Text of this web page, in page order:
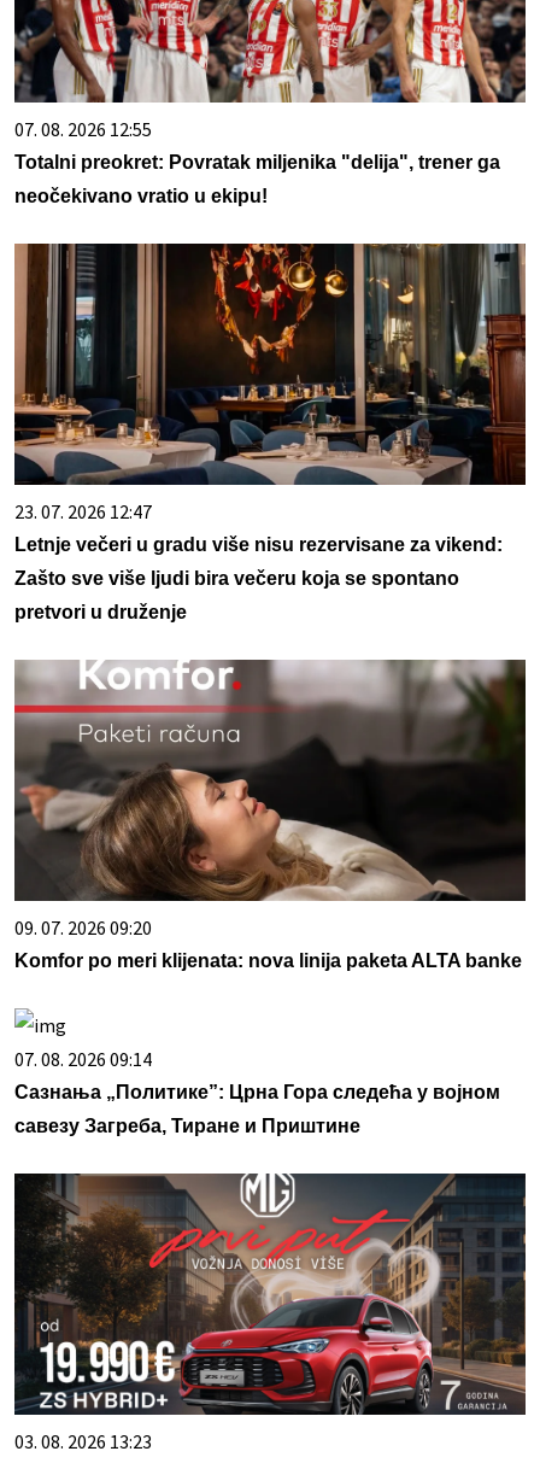
07. 08. 2026 12:55
Totalni preokret: Povratak miljenika "delija", trener ga
neočekivano vratio u ekipu!
23. 07. 2026 12:47
Letnje večeri u gradu više nisu rezervisane za vikend:
Zašto sve više ljudi bira večeru koja se spontano
pretvori u druženje
09. 07. 2026 09:20
Komfor po meri klijenata: nova linija paketa ALTA banke
07. 08. 2026 09:14
Сазнања „Политике”: Црна Гора следећа у војном
савезу Загреба, Тиране и Приштине
03. 08. 2026 13:23